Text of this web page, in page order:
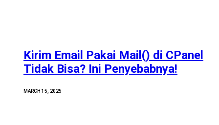
Kirim Email Pakai Mail() di CPanel
Tidak Bisa? Ini Penyebabnya!
MARCH 15, 2025